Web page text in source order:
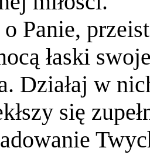
Panie,
łaski
Działaj w
się